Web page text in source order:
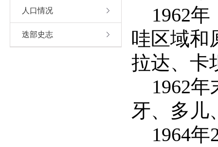
人口情况
迭部史志
1962
哇区域和
拉达、卡
1962
牙、多儿
1964